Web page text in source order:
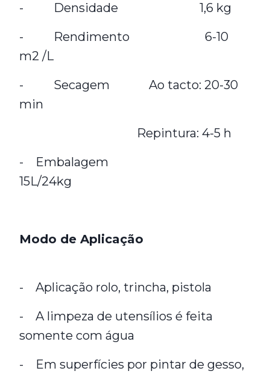
- Densidade 1,6 kg
- Rendimento 6-10
m2 /L
- Secagem Ao tacto: 20-30
min
Repintura: 4-5 h
- Embalagem
15L/24kg
Modo de Aplicação
- Aplicação rolo, trincha, pistola
- A limpeza de utensílios é feita
somente com água
- Em superfícies por pintar de gesso,